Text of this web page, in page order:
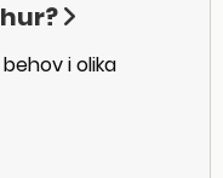
i olika